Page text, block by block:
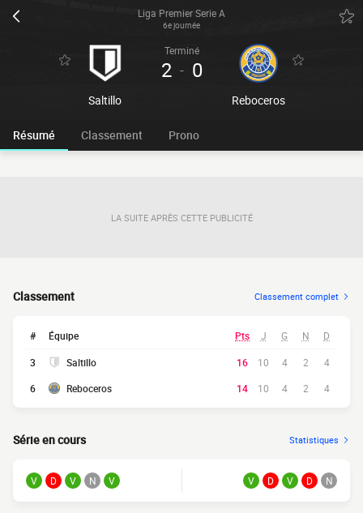
Liga Premier Serie A
6e journée
Saltillo
Terminé
2 - 0
Reboceros
Résumé Classement Prono
LA SUITE APRÈS CETTE PUBLICITÉ
Classement Classement complet
# Équipe Pts J G N D
3 Saltillo 16 10 4 2
4
6
Reboceros 14 10 4 2 4
Série en cours Statistiques
V D V N V V D V D N